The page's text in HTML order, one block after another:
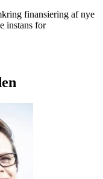
finansiering af nye
instans for